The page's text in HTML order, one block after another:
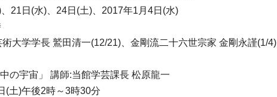
21日(水)、24日(土)、2017年1月4日(水)
大学学長 鷲田清一(12/21)、金剛流二十六世宗家 金剛永謹(1/4)
の宇宙」 講師:当館学芸課長 松原龍一
(土)午後2時～3時30分